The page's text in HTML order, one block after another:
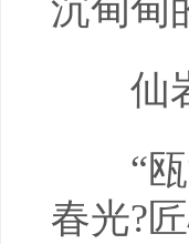
沉甸甸
仙
“瓯
春光?